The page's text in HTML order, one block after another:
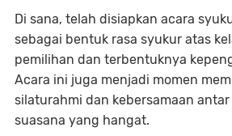
Di sana, telah disiapkan acara
sebagai bentuk rasa syukur atas
pemilihan dan terbentuknya
Acara ini juga menjadi momen
silaturahmi dan kebersamaan antar
suasana yang hangat.